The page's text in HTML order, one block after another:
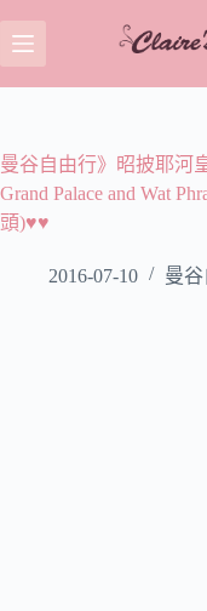
至
主
容
曼谷自由行》昭披耶河
Grand Palace and Wat
頭)♥♥
2016-07-10 曼